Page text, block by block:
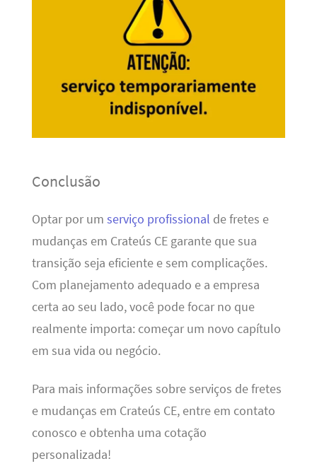
Conclusão
Optar por um serviço profissional de fretes e
mudanças em Crateús CE garante que sua
transição seja eficiente e sem complicações.
Com planejamento adequado e a empresa
certa ao seu lado, você pode focar no que
realmente importa: começar um novo capítulo
em sua vida ou negócio.
Para mais informações sobre serviços de fretes
e mudanças em Crateús CE, entre em contato
conosco e obtenha uma cotação
personalizada!